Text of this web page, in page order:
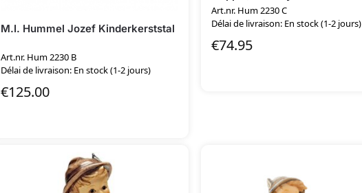
M.I. Hummel Jozef Kinderkerststal
Art.nr. Hum 2230 B
Délai de livraison: En stock (1-2 jours)
€125.00
Art.nr. Hum 2230 C
Délai de livraison: En stock (1-2 jours)
€74.95